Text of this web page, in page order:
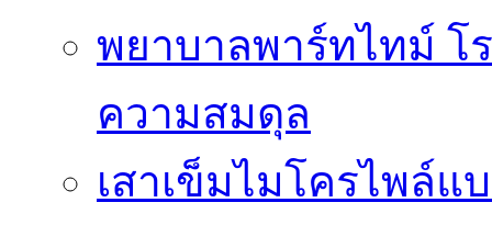
พยาบาลพาร์ทไทม์ โ
ความสมดุล
เสาเข็มไมโครไพล์